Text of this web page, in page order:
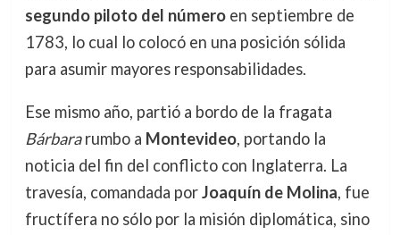
segundo piloto del númeroen septiembre de
1783, lo cual lo colocó en una posición sólida
para asumir mayores responsabilidades.
Ese mismo año, partió a bordo de la fragata
Bárbararumbo a Montevideo, portando la
noticia del fin del conflicto con Inglaterra. La
travesía, comandada porJoaquín de Molina, fue
fructífera no sólo por la misión diplomática, sino